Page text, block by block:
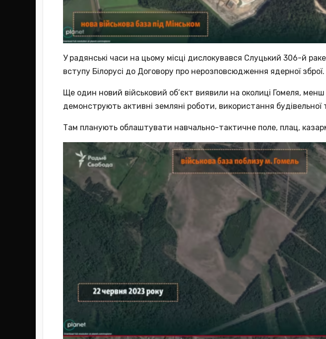
У радянські часи на цьому місці дислокувався Слуцький 306-й
вступу Білорусі до Договору про нерозповсюдження ядерної зброї.
Ще один новий військовий об’єкт виявили на околиці Гомеля,
демонструють активні земляні роботи, використання
Там планують облаштувати навчально-тактичне поле, плац,